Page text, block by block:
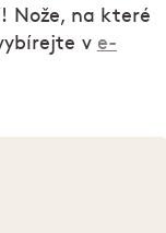
Nože, na které
v e-